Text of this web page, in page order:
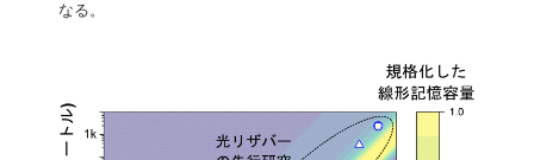
なる。